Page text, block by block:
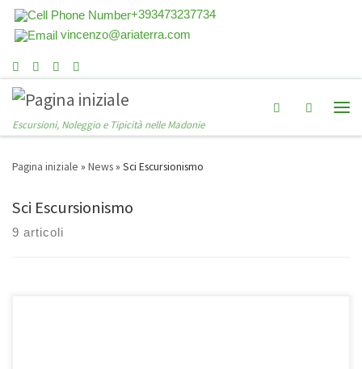
+393473237734
vincenzo@ariaterra.com
Escursioni, Noleggio e Tipicità nelle Madonie
Search
Pagina iniziale » News» Sci Escursionismo
Sci Escursionismo
9 articoli